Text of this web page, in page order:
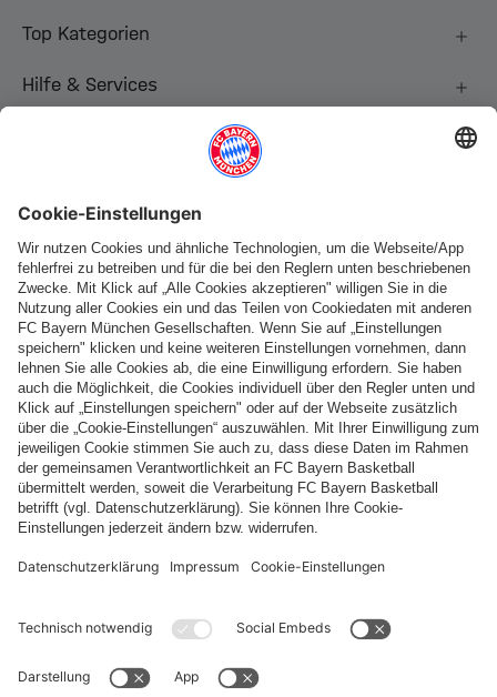
Top Kategorien
Hilfe & Services
Folge uns
Zahlung & Lieferung
FC Bayern Store App
WIDERRUF